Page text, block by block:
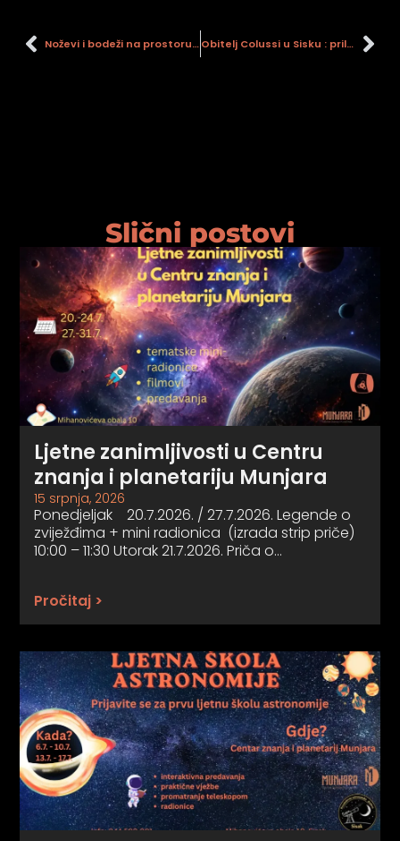
Noževi i bodeži na prostoru Hrvatske od prapovijesti do 1945. godine Obitelj Colussi u Sisku : prilog proučavanju građanske povijesti Siska druge polovice 19. i prve polovice 20. stoljeća
Slični postovi
Ljetne zanimljivosti u Centru
znanja i planetariju Munjara
15 srpnja, 2026
Ponedjeljak 20.7.2026. / 27.7.2026. Legende o
zviježđima + mini radionica (izrada strip priče)
10:00 – 11:30 Utorak 21.7.2026. Priča o…
Pročitaj >